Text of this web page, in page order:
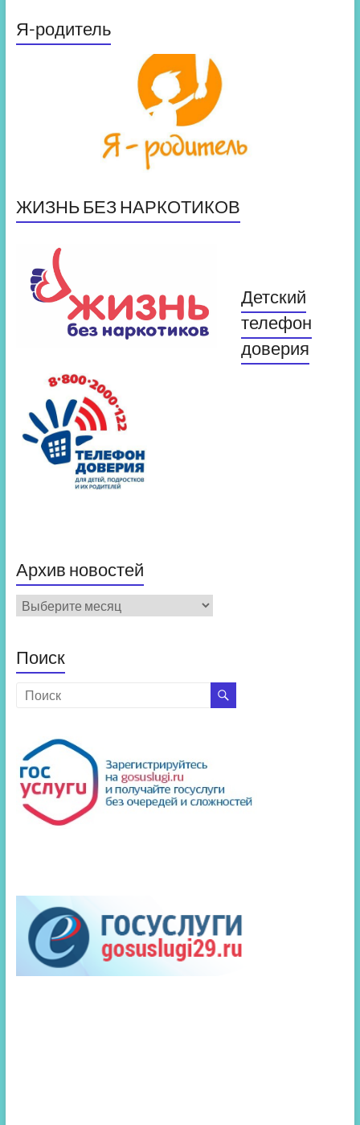
Я-родитель
ЖИЗНЬ БЕЗ НАРКОТИКОВ
Детский
телефон
доверия
Архив новостей
Архив
новостей
Поиск